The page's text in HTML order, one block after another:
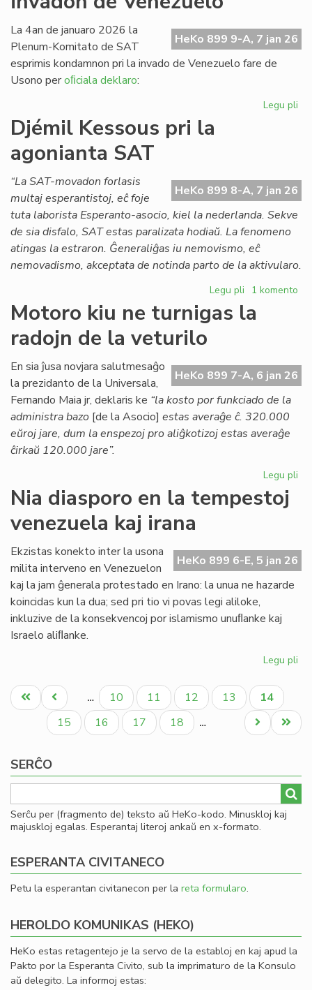
x
HeKo 899 9-A, 7 jan 26
La 4an de januaro 2026 la
Plenum-Komitato de SAT
esprimis kondamnon pri la invado de Venezuelo fare de
Usono peroﬁciala deklaro:
Legu pli
Djémil Kessous pri la
agonianta SAT
HeKo 899 8-A, 7 jan 26
“La SAT-movadon forlasis
multaj esperantistoj, eĉ foje
tuta laborista Esperanto-asocio, kiel la nederlanda. Sekve
de sia disfalo, SAT estas paralizata hodiaŭ. La fenomeno
atingas la estraron. Ĝeneraliĝas iu nemovismo, eĉ
nemovadismo, akceptata de notinda parto de la aktivularo.
Legu pli pri
Kessous
agonianta
SAT
1 komento
Motoro kiu ne turnigas la
radojn de la veturilo
HeKo 899 7-A, 6 jan 26
En sia ĵusa novjara salutmesaĝo
la prezidanto de la Universala,
Fernando Maia jr, deklaris ke “la kosto por funkciado de la
administra bazo [de la Asocio] estas averaĝe ĉ. 320.000
eŭroj jare, dum la enspezoj pro aliĝkotizoj estas averaĝe
ĉirkaŭ 120.000 jare”.
Legu pli
la
Nia diasporo en la tempestoj
venezuela kaj irana
HeKo 899 6-E, 5 jan 26
Ekzistas konekto inter la usona
milita interveno en Venezuelon
kaj la jam ĝenerala protestado en Irano: la unua ne hazarde
koincidas kun la dua; sed pri tio vi povas legi aliloke,
inkluzive de la konsekvencoj por islamismo unuﬂanke kaj
Israelo aliﬂanke.
Legu pli
la
Pagination
Unua
paĝo
Antaŭa
paĝo
… Paĝo
10 Paĝo
11 Paĝo
12 Paĝo
13
Aktuala
paĝo
14
Paĝo
15 Paĝo
16 Paĝo
17 Paĝo
18 …
Last
page
Next
page
SERĈO
Serĉu per (fragmento de) teksto aŭ HeKo-kodo. Minuskloj kaj
majuskloj egalas. Esperantaj literoj ankaŭ en x-formato.
ESPERANTA CIVITANECO
Petu la esperantan civitanecon per la reta formularo.
HEROLDO KOMUNIKAS (HEKO)
HeKo estas retagentejo je la servo de la establoj en kaj apud la
Pakto por la Esperanta Civito, sub la imprimaturo de la Konsulo
aŭ delegito. La informoj estas: